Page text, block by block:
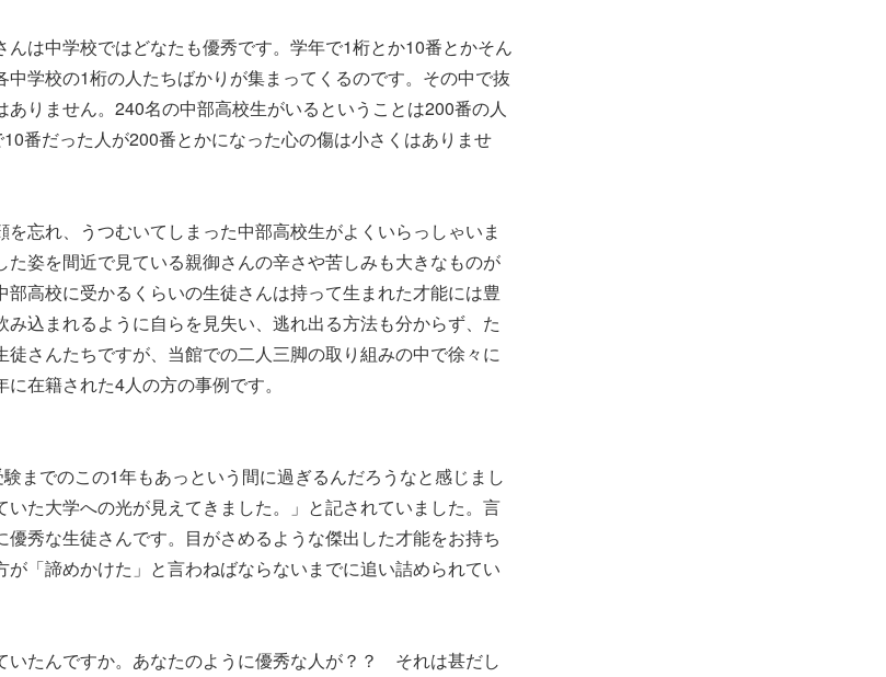
んは中学校ではどなたも優秀です。学年で1桁とか10番とかそん
中学校の1桁の人たちばかりが集まってくるのです。その中で抜
ありません。240名の中部高校生がいるということは200番の人
番だった人が200番とかになった心の傷は小さくはありませ
忘れ、うつむいてしまった中部高校生がよくいらっしゃいま
姿を間近で見ている親御さんの辛さや苦しみも大きなものが
部高校に受かるくらいの生徒さんは持って生まれた才能には豊
込まれるように自らを見失い、逃れ出る方法も分からず、た
徒さんたちですが、当館での二人三脚の取り組みの中で徐々に
在籍された4人の方の事例です。
までのこの1年もあっという間に過ぎるんだろうなと感じまし
いた大学への光が見えてきました。」と記されていました。言
秀な生徒さんです。目がさめるような傑出した才能をお持ち
が「諦めかけた」と言わねばならないまでに追い詰められてい
たんですか。あなたのように優秀な人が？？ それは甚だし